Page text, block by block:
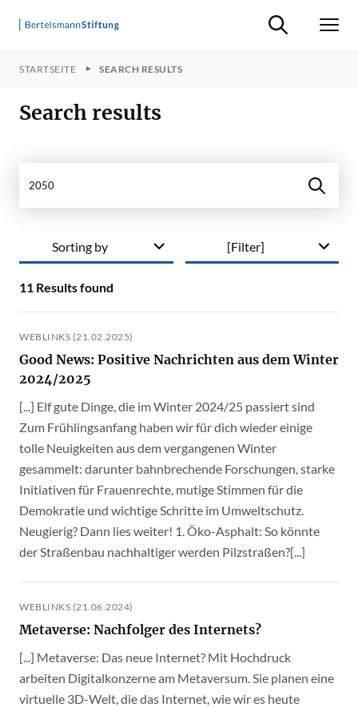
Suche ein-/
STARTSEITE SEARCH RESULTS
Search results
[Filter]
11 Results found
Sorting by
WEBLINKS (21.02.2025)
Good News: Positive Nachrichten aus dem Winter
2024/2025
[...] Elf gute Dinge, die im Winter 2024/25 passiert sind
Zum Frühlingsanfang haben wir für dich wieder einige
tolle Neuigkeiten aus dem vergangenen Winter
gesammelt: darunter bahnbrechende Forschungen, starke
Initiativen für Frauenrechte, mutige Stimmen für die
Demokratie und wichtige Schritte im Umweltschutz.
Neugierig? Dann lies weiter! 1. Öko-Asphalt: So könnte
der Straßenbau nachhaltiger werden Pilzstraßen?[...]
WEBLINKS (21.06.2024)
Metaverse: Nachfolger des Internets?
[...] Metaverse: Das neue Internet? Mit Hochdruck
arbeiten Digitalkonzerne am Metaversum. Sie planen eine
virtuelle 3D-Welt, die das Internet, wie wir es heute